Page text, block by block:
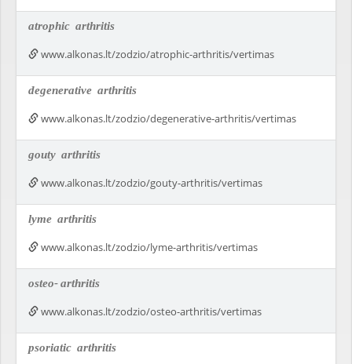
atrophic arthritis
www.alkonas.lt/zodzio/atrophic-arthritis/vertimas
degenerative arthritis
www.alkonas.lt/zodzio/degenerative-arthritis/vertimas
gouty arthritis
www.alkonas.lt/zodzio/gouty-arthritis/vertimas
lyme arthritis
www.alkonas.lt/zodzio/lyme-arthritis/vertimas
osteo-arthritis
www.alkonas.lt/zodzio/osteo-arthritis/vertimas
psoriatic arthritis